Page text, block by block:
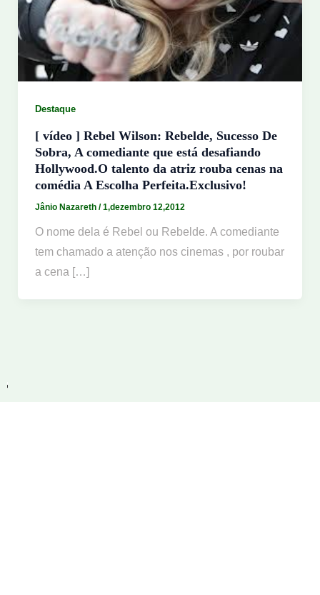
Destaque
[ vídeo ] Rebel Wilson: Rebelde, Sucesso De
Sobra, A comediante que está desafiando
Hollywood.O talento da atriz rouba cenas na
comédia A Escolha Perfeita.Exclusivo!
Jânio Nazareth /1,dezembro 12,2012
O nome dela é Rebel ou Rebelde. A comediante
tem chamado a atenção nos cinemas , por roubar
a cena […]